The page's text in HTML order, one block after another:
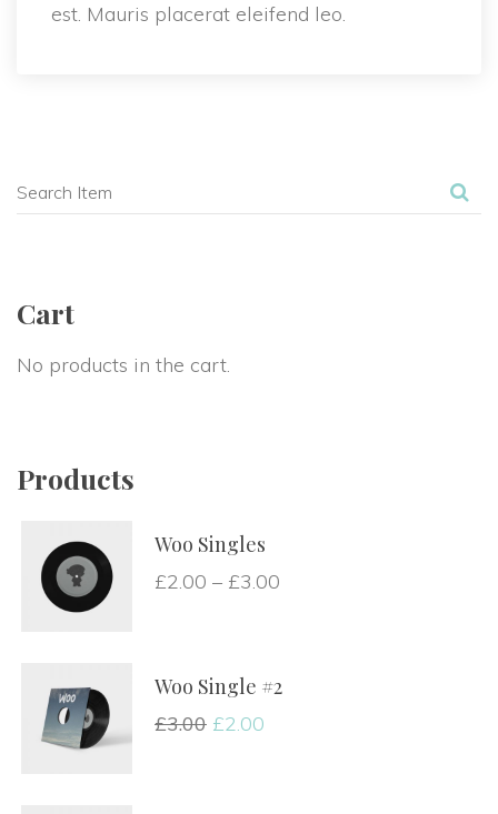
est. Mauris placerat eleifend leo.
Cart
No products in the cart.
Products
Woo Singles
£2.00 – £3.00
Woo Single #2
£3.00 £2.00